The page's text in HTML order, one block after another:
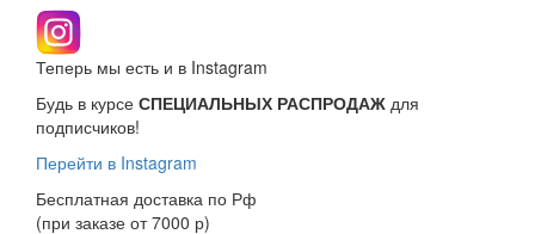
Теперь мы есть и в Instagram
Будь в курсе СПЕЦИАЛЬНЫХ РАСПРОДАЖ для
подписчиков!
Перейти в Instagram
Бесплатная доставка по Рф
(при заказе от 7000 р)